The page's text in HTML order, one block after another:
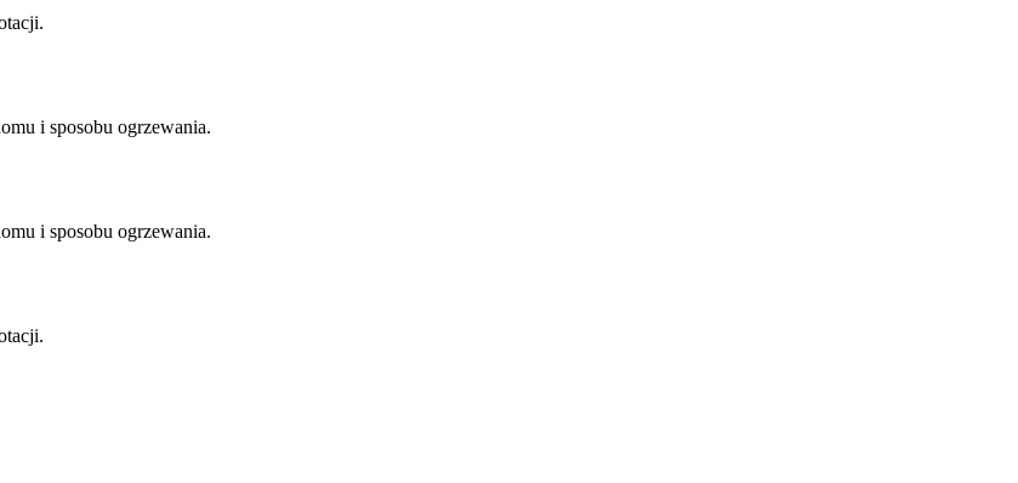
i sposobu ogrzewania.
i sposobu ogrzewania.